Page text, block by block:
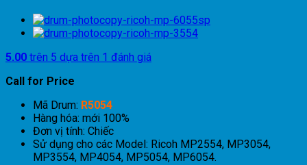
5.00 trên 5 dựa trên 1 đánh giá
Call for Price
Mã Drum: R5054
Hàng hóa: mới 100%
Đơn vị tính: Chiếc
Sử dụng cho các Model: Ricoh MP2554, MP3054,
MP3554, MP4054, MP5054, MP6054.